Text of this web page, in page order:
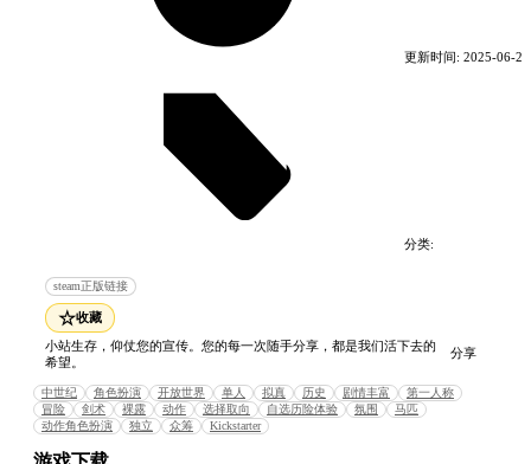
生活被一群雇佣军所夺走，他们收到了西格斯蒙德的
亲令，烧光了你的镇子。你命大，成为了唯一一个逃
失去了家园、家人和未来的你，最终加入了拉德季·
科比拉阁下麾下的反抗军。命运将你带入这场冲突
中，以及这场内战，这场决定波西米亚的未来的内
广阔的写实开放世界：各式宏伟壮观的城堡、
辽阔的土地皆由壮丽的画面渲染。
非线性剧情：用各种各样的方式完成任务，并
面对你的抉择所带来的结果。
富有挑战的战斗：远程、近战或是暗杀。选择
好你的武器，并熟练运用各种招数，以实现智
取。
更新时间: 2025-06-23
分类:
steam正版链接
☆收藏
小站生存，仰仗您的宣传。您的每一次随手分享，都是我们活下去的
希望。
分享
中世纪 角色扮演 开放世界 单人 拟真 历史 剧情丰富
第一人称
冒险
剑术 裸露 动作 选择取向 自选历险体验 氛围
马匹
动作角色扮演
独立 众筹 Kickstarter